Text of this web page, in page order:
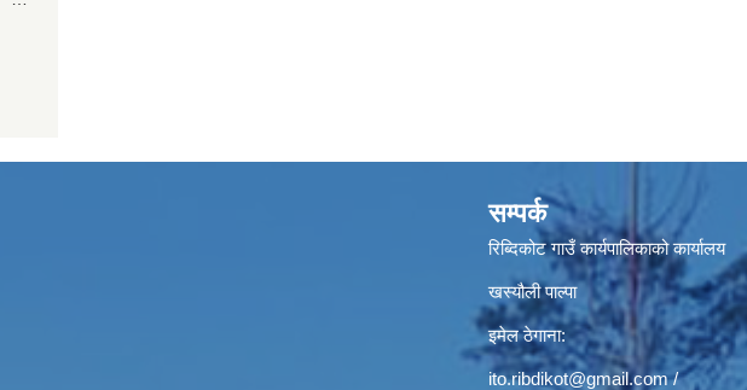
सम्पर्क
रिब्दिकोट गाउँ कार्यपालिकाको कार्यालय
खस्यौली पाल्पा
इमेल ठेगाना:
ito.ribdikot@gmail.com/